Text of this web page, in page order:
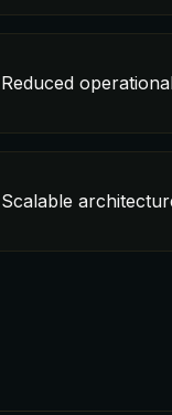
Reduced
Scalable